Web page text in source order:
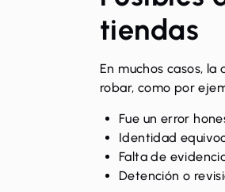
tiendas
En muchos casos,
robar, como por
Fue un error
Identidad
Falta de
Detención o